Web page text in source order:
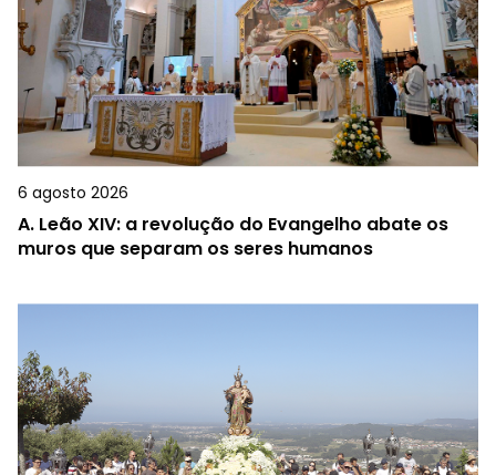
6 agosto 2026
A. Leão XIV: a revolução do Evangelho abate os
muros que separam os seres humanos